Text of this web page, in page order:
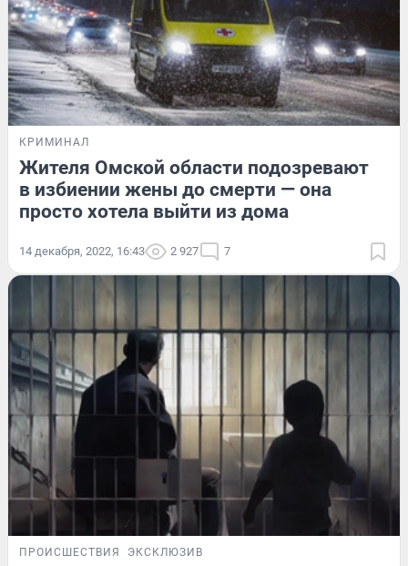
КРИМИНАЛ
Жителя Омской области подозревают
в избиении жены до смерти — она
просто хотела выйти из дома
14 декабря, 2022, 16:43 2 927 7
ПРОИСШЕСТВИЯ ЭКСКЛЮЗИВ